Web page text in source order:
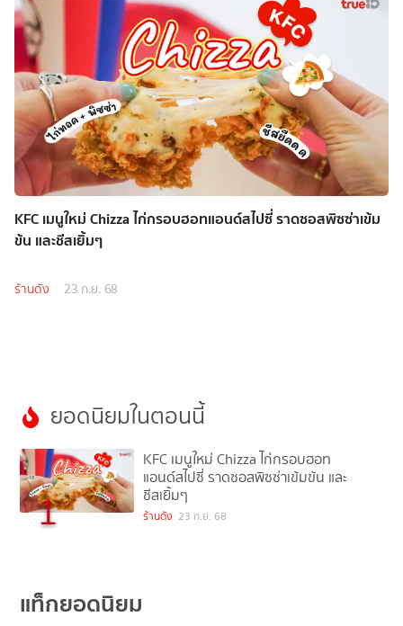
KFC เมนูใหม่ Chizza ไก่กรอบฮอทแอนด์สไปซี่ ราดซอสพิซซ่าเข้ม
ข้น และชีสเยิ้มๆ
ร้านดัง 23 ก.ย. 68
ยอดนิยมในตอนนี้
1
KFC เมนูใหม่ Chizza ไก่กรอบฮอท
แอนด์สไปซี่ ราดซอสพิซซ่าเข้มข้น และ
ชีสเยิ้มๆ
ร้านดัง 23 ก.ย. 68
แท็กยอดนิยม